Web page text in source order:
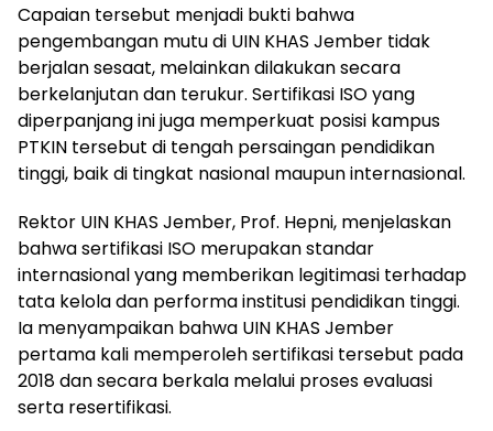
Capaian tersebut menjadi bukti bahwa
pengembangan mutu di UIN KHAS Jember tidak
berjalan sesaat, melainkan dilakukan secara
berkelanjutan dan terukur. Sertifikasi ISO yang
diperpanjang ini juga memperkuat posisi kampus
PTKIN tersebut di tengah persaingan pendidikan
tinggi, baik di tingkat nasional maupun internasional.
Rektor UIN KHAS Jember, Prof. Hepni, menjelaskan
bahwa sertifikasi ISO merupakan standar
internasional yang memberikan legitimasi terhadap
tata kelola dan performa institusi pendidikan tinggi.
Ia menyampaikan bahwa UIN KHAS Jember
pertama kali memperoleh sertifikasi tersebut pada
2018 dan secara berkala melalui proses evaluasi
serta resertifikasi.